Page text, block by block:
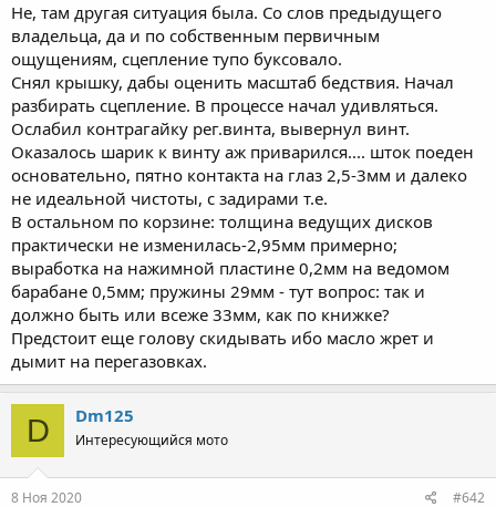
Не, там другая ситуация была. Со слов предыдущего
владельца, да и по собственным первичным
ощущениям, сцепление тупо буксовало.
Снял крышку, дабы оценить масштаб бедствия. Начал
разбирать сцепление. В процессе начал удивляться.
Ослабил контрагайку рег.винта, вывернул винт.
Оказалось шарик к винту аж приварился.... шток поеден
основательно, пятно контакта на глаз 2,5-3мм и далеко
не идеальной чистоты, с задирами т.е.
В остальном по корзине: толщина ведущих дисков
практически не изменилась-2,95мм примерно;
выработка на нажимной пластине 0,2мм на ведомом
барабане 0,5мм; пружины 29мм - тут вопрос: так и
должно быть или всеже 33мм, как по книжке?
Предстоит еще голову скидывать ибо масло жрет и
дымит на перегазовках.
D Dm125
Интересующийся мото
8 Ноя 2020 #642